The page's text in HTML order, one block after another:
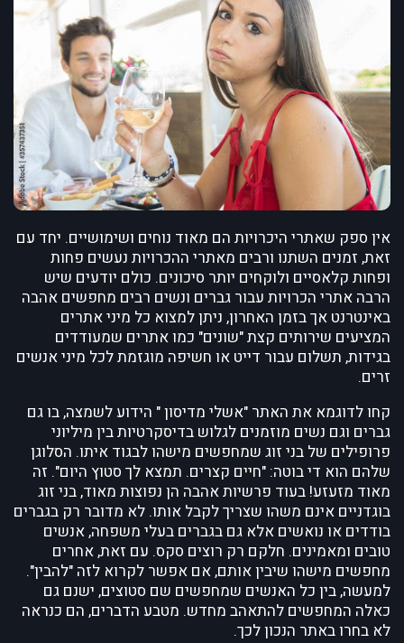
אין ספק שאתרי היכרויות הם מאוד נוחים ושימושיים. יחד עם
זאת, זמנים השתנו ורבים מאתרי ההכרויות נעשים פחות
ופחות קלאסיים ולוקחים יותר סיכונים. כולם יודעים שיש
הרבה אתרי הכרויות עבור גברים ונשים רבים מחפשים אהבה
באינטרנט אך בזמן האחרון, ניתן למצוא כל מיני אתרים
המציעים שירותים קצת "שונים" כמו אתרים שמעודדים
בגידות, תשלום עבור דייט או חשיפה מוגזמת לכל מיני אנשים
זרים.
קחו לדוגמא את האתר "אשלי מדיסון " הידוע לשמצה, בו גם
גברים וגם נשים מוזמנים לגלוש בדיסקרטיות בין מיליוני
פרופילים של בני זוג שמחפשים מישהו לבגוד איתו. הסלוגן
שלהם הוא די בוטה: "חיים קצרים. תמצא לך סטוץ היום". זה
מאוד מזעזע! בעוד פרשיות אהבה הן נפוצות מאוד, בני זוג
בוגדניים אינם משהו שצריך לקבל אותו. לא מדובר רק בגברים
בודדים או נואשים אלא גם בגברים בעלי משפחה, אנשים
טובים ומאמינים. חלקם רק רוצים סקס. עם זאת, אחרים
מחפשים מישהו שיבין אותם, אם אפשר לקרוא לזה "להבין".
למעשה, בין כל האנשים שמחפשים שם סטוצים, ישנם גם
כאלה המחפשים להתאהב מחדש. מטבע הדברים, הם כנראה
לא בחרו באתר הנכון לכך.